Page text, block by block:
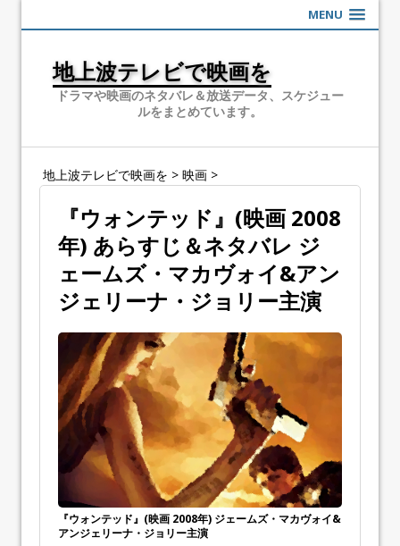
MENU
地上波テレビで映画を
ドラマや映画のネタバレ＆放送データ、スケジュー
ルをまとめています。
地上波テレビで映画を > 映画 >
『ウォンテッド』(映画 2008
年) あらすじ＆ネタバレ ジ
ェームズ・マカヴォイ&アン
ジェリーナ・ジョリー主演
『ウォンテッド』(映画 2008年) ジェームズ・マカヴォイ&
アンジェリーナ・ジョリー主演